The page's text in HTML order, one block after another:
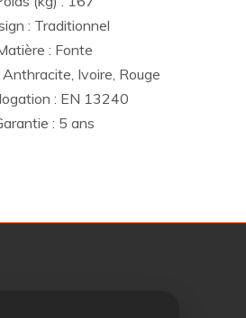
: Traditionnel
: Fonte
Anthracite, Ivoire, Rouge
: EN 13240
: 5 ans